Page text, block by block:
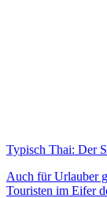
Typisch Thai: Der
Auch für Urlauber
Touristen im Eifer